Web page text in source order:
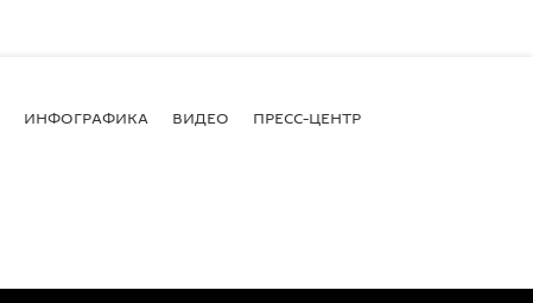
ИНФОГРАФИКА ВИДЕО ПРЕСС-ЦЕНТР